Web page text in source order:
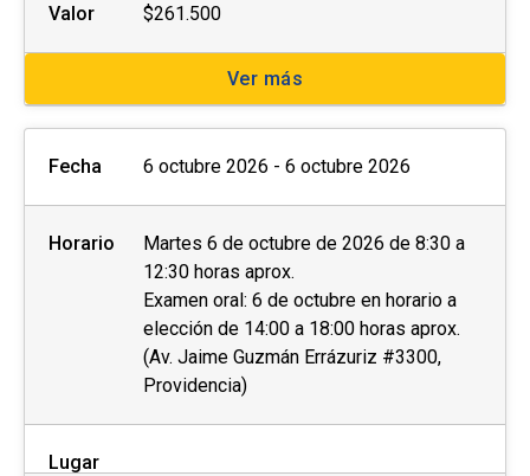
Valor $261.500
Ver más
Fecha 6 octubre 2026 - 6 octubre 2026
Horario
Martes 6 de octubre de 2026 de 8:30 a
12:30 horas aprox.
Examen oral: 6 de octubre en horario a
elección de 14:00 a 18:00 horas aprox.
(Av. Jaime Guzmán Errázuriz #3300,
Providencia)
Lugar